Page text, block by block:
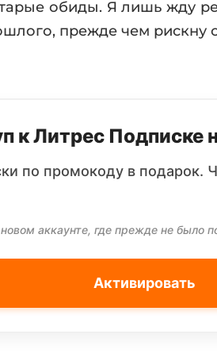
обиды. Я лишь жду
прежде чем рискну
к Литрес Подписке
по промокоду в подарок.
аккаунте, где прежде не было
Активировать